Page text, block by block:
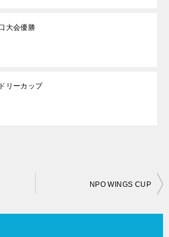
大会優勝
リーカップ
NPO WINGS CUP